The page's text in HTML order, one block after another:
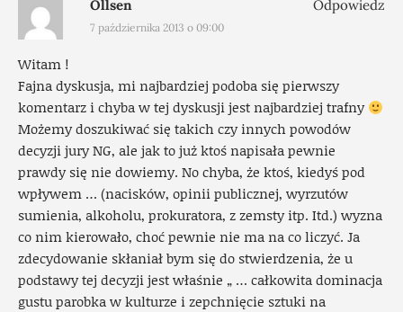
Ollsen
7 października 2013 o 09:00
Witam !
Fajna dyskusja, mi najbardziej podoba się pierwszy
komentarz i chyba w tej dyskusji jest najbardziej trafny
Możemy doszukiwać się takich czy innych powodów
decyzji jury NG, ale jak to już ktoś napisała pewnie
prawdy się nie dowiemy. No chyba, że ktoś, kiedyś pod
wpływem … (nacisków, opinii publicznej, wyrzutów
sumienia, alkoholu, prokuratora, z zemsty itp. Itd.) wyzna
co nim kierowało, choć pewnie nie ma na co liczyć. Ja
zdecydowanie skłaniał bym się do stwierdzenia, że u
podstawy tej decyzji jest właśnie „ … całkowita dominacja
gustu parobka w kulturze i zepchnięcie sztuki na
Odpowiedz